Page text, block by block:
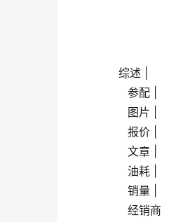
综述 |
                参配 |
                图片 |
                报价 |
                文章 |
                油耗 |
                销量 |